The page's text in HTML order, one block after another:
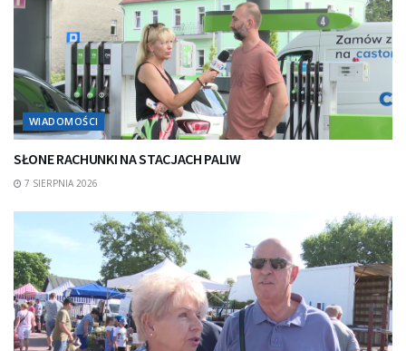
WIADOMOŚCI
SŁONE RACHUNKI NA STACJACH PALIW
7 SIERPNIA 2026